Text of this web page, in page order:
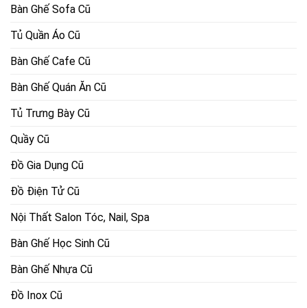
Bàn Ghế Sofa Cũ
Tủ Quần Áo Cũ
Bàn Ghế Cafe Cũ
Bàn Ghế Quán Ăn Cũ
Tủ Trưng Bày Cũ
Quầy Cũ
Đồ Gia Dụng Cũ
Đồ Điện Tử Cũ
Nội Thất Salon Tóc, Nail, Spa
Bàn Ghế Học Sinh Cũ
Bàn Ghế Nhựa Cũ
Đồ Inox Cũ